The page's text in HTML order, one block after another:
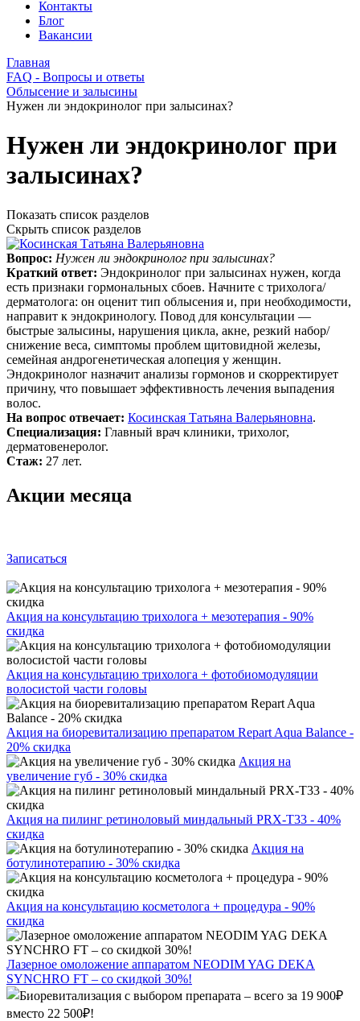
Контакты
Блог
Вакансии
Главная
FAQ - Вопросы и ответы
Облысение и залысины
Нужен ли эндокринолог при залысинах?
Нужен ли эндокринолог при
залысинах?
Показать список разделов
Скрыть список разделов
Вопрос: Нужен ли эндокринолог при залысинах?
Краткий ответ: Эндокринолог при залысинах нужен, когда
есть признаки гормональных сбоев. Начните с трихолога/
дерматолога: он оценит тип облысения и, при необходимости,
направит к эндокринологу. Повод для консультации —
быстрые залысины, нарушения цикла, акне, резкий набор/
снижение веса, симптомы проблем щитовидной железы,
семейная андрогенетическая алопеция у женщин.
Эндокринолог назначит анализы гормонов и скорректирует
причину, что повышает эффективность лечения выпадения
волос.
На вопрос отвечает: Косинская Татьяна Валерьяновна.
Специализация: Главный врач клиники, трихолог,
дерматовенеролог.
Стаж: 27 лет.
Акции месяца
Записаться
Акция на консультацию трихолога + мезотерапия - 90%
скидка
Акция на консультацию трихолога + фотобиомодуляции
волосистой части головы
Акция на биоревитализацию препаратом Repart Aqua Balance -
20% скидка
Акция на
увеличение губ - 30% скидка
Акция на пилинг ретиноловый миндальный PRX-T33 - 40%
скидка
Акция на
ботулинотерапию - 30% скидка
Акция на консультацию косметолога + процедура - 90%
скидка
Лазерное омоложение аппаратом NEODIM YAG DEKA
SYNCHRO FT – со скидкой 30%!